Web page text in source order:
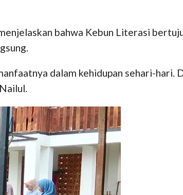
bahwa Kebun Literasi
dalam kehidupan sehari-hari.